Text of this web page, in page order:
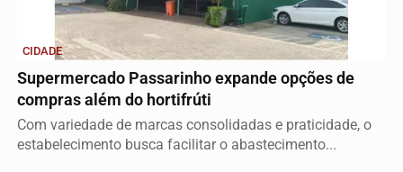
CIDADE
Supermercado Passarinho expande opções de
compras além do hortifrúti
Com variedade de marcas consolidadas e praticidade, o
estabelecimento busca facilitar o abastecimento...